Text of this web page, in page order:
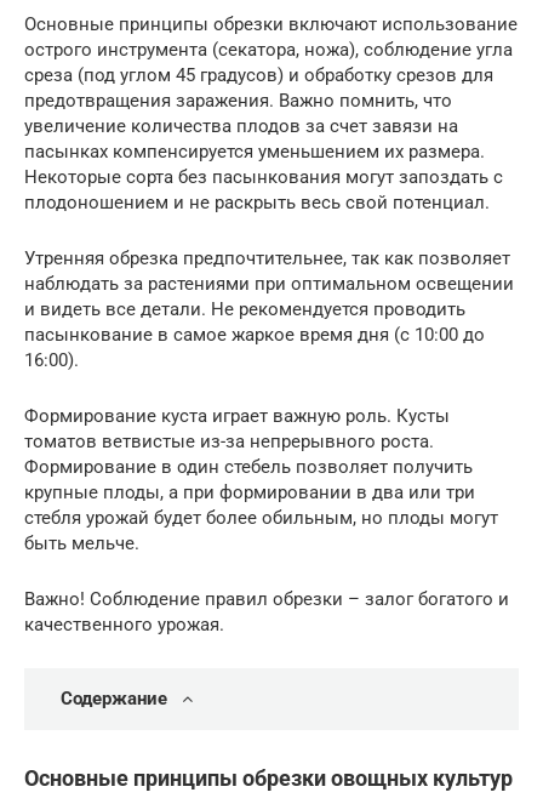
Основные принципы обрезки включают использование
острого инструмента (секатора, ножа), соблюдение угла
среза (под углом 45 градусов) и обработку срезов для
предотвращения заражения. Важно помнить, что
увеличение количества плодов за счет завязи на
пасынках компенсируется уменьшением их размера.
Некоторые сорта без пасынкования могут запоздать с
плодоношением и не раскрыть весь свой потенциал.
Утренняя обрезка предпочтительнее, так как позволяет
наблюдать за растениями при оптимальном освещении
и видеть все детали. Не рекомендуется проводить
пасынкование в самое жаркое время дня (с 10:00 до
16:00).
Формирование куста играет важную роль. Кусты
томатов ветвистые из-за непрерывного роста.
Формирование в один стебель позволяет получить
крупные плоды, а при формировании в два или три
стебля урожай будет более обильным, но плоды могут
быть мельче.
Важно! Соблюдение правил обрезки – залог богатого и
качественного урожая.
Содержание
Основные принципы обрезки овощных культур